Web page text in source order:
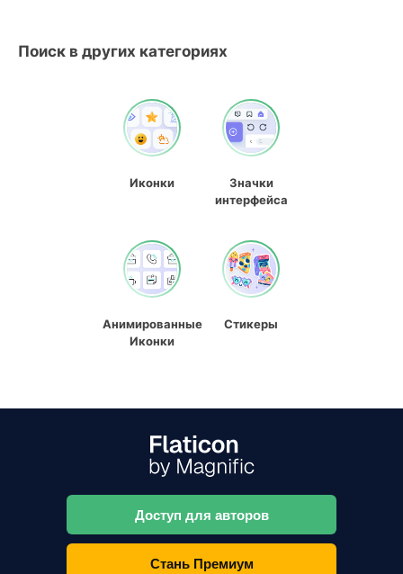
Поиск в других категориях
Иконки
Значки
интерфейса
Анимированные
Иконки
Стикеры
Доступ для авторов
Стань Премиум